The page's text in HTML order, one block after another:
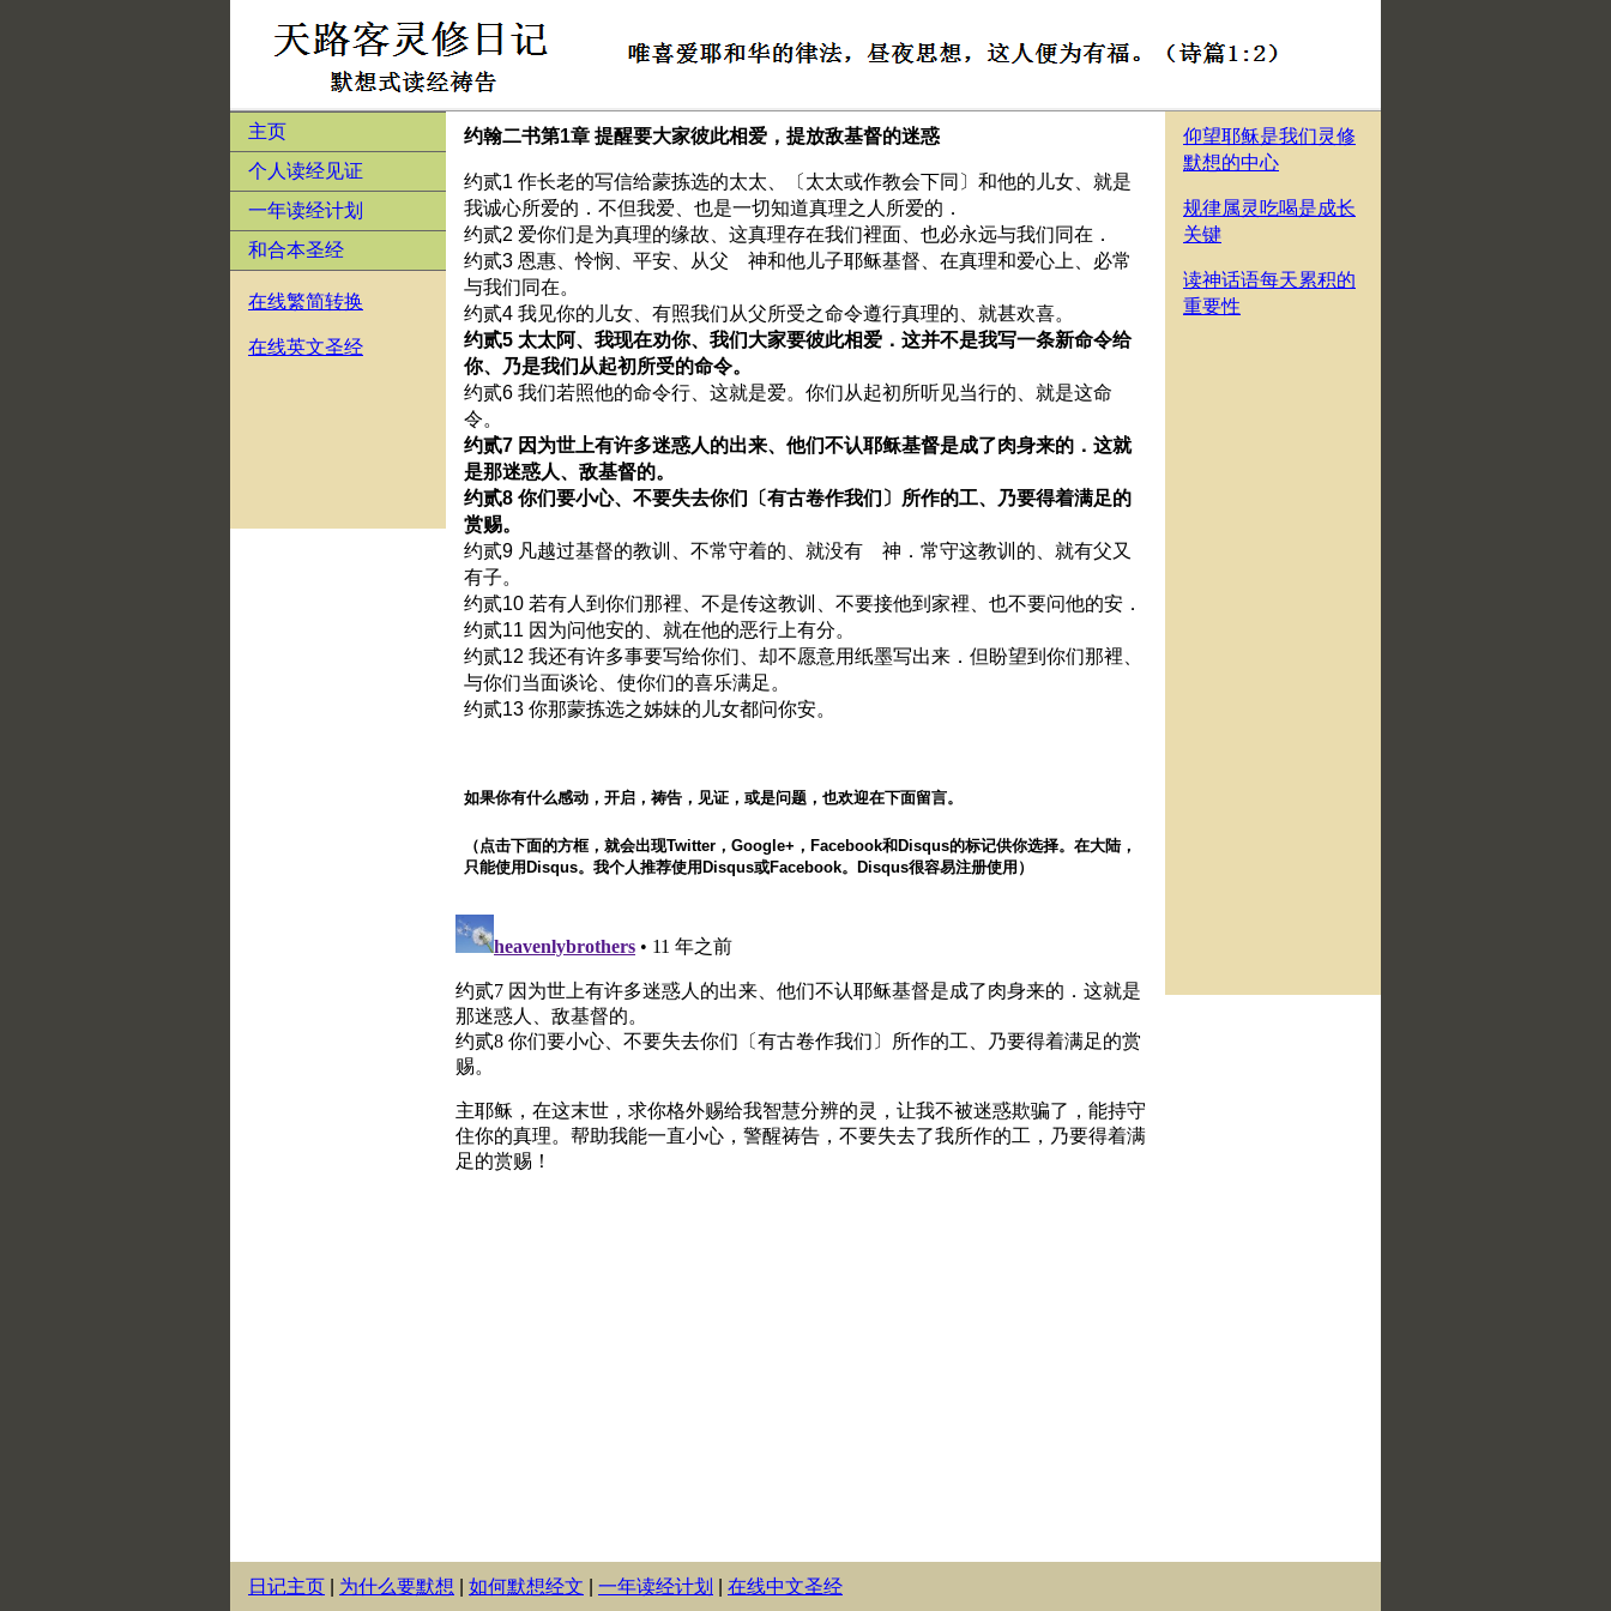
主页
个人读经见证
一年读经计划
和合本圣经
在线繁简转换
在线英文圣经
约翰二书第1章 提醒要大家彼此相爱，提放敌基督的迷惑
约贰1 作长老的写信给蒙拣选的太太、〔太太或作教会下同〕和他的儿女、就是
我诚心所爱的．不但我爱、也是一切知道真理之人所爱的．
约贰2 爱你们是为真理的缘故、这真理存在我们裡面、也必永远与我们同在．
约贰3 恩惠、怜悯、平安、从父 神和他儿子耶稣基督、在真理和爱心上、必常
与我们同在。
约贰4 我见你的儿女、有照我们从父所受之命令遵行真理的、就甚欢喜。
约贰5 太太阿、我现在劝你、我们大家要彼此相爱．这并不是我写一条新命令给
你、乃是我们从起初所受的命令。
约贰6 我们若照他的命令行、这就是爱。你们从起初所听见当行的、就是这命
令。
约贰7 因为世上有许多迷惑人的出来、他们不认耶稣基督是成了肉身来的．这就
是那迷惑人、敌基督的。
约贰8 你们要小心、不要失去你们〔有古卷作我们〕所作的工、乃要得着满足的
赏赐。
约贰9 凡越过基督的教训、不常守着的、就没有 神．常守这教训的、就有父又
有子。
约贰10 若有人到你们那裡、不是传这教训、不要接他到家裡、也不要问他的安．
约贰11 因为问他安的、就在他的恶行上有分。
约贰12 我还有许多事要写给你们、却不愿意用纸墨写出来．但盼望到你们那裡、
与你们当面谈论、使你们的喜乐满足。
约贰13 你那蒙拣选之姊妹的儿女都问你安。
如果你有什么感动，开启，祷告，见证，或是问题，也欢迎在下面留言。
（点击下面的方框，就会出现Twitter，Google+，Facebook和Disqus的标记供你选择。在大陆，
只能使用Disqus。我个人推荐使用Disqus或Facebook。Disqus很容易注册使用）
仰望耶稣是我们灵修
默想的中心
规律属灵吃喝是成长
关键
读神话语每天累积的
重要性
日记主页 为什么要默想 如何默想经文 一年读经计划 在线中文圣经